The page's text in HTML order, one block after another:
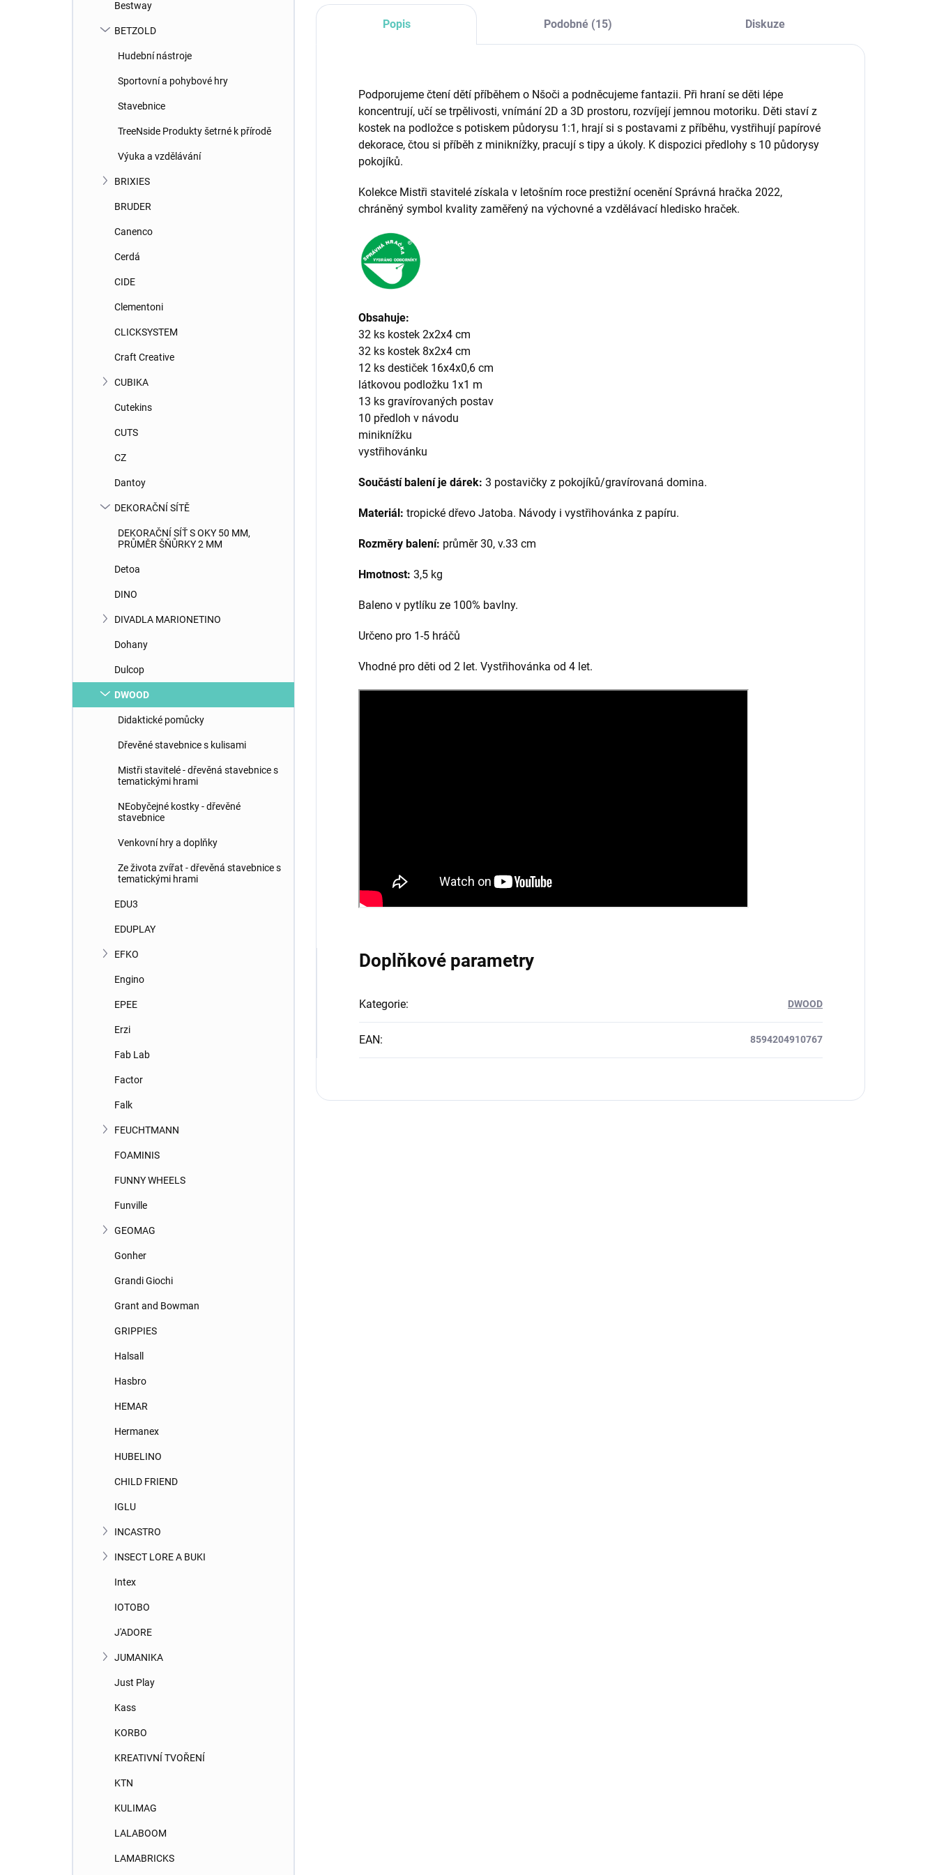
Bestway
BETZOLD
Hudební nástroje
Sportovní a pohybové hry
Stavebnice
TreeNside Produkty šetrné k přírodě
Výuka a vzdělávání
BRIXIES
BRUDER
Canenco
Cerdá
CIDE
Clementoni
CLICKSYSTEM
Craft Creative
CUBIKA
Cutekins
CUTS
CZ
Dantoy
DEKORAČNÍ SÍTĚ
DEKORAČNÍ SÍŤ S OKY 50 MM,
PRŮMĚR ŠŇŮRKY 2 MM
Detoa
DINO
DIVADLA MARIONETINO
Dohany
Dulcop
DWOOD
Didaktické pomůcky
Dřevěné stavebnice s kulisami
Mistři stavitelé - dřevěná stavebnice s
tematickými hrami
NEobyčejné kostky - dřevěné
stavebnice
Venkovní hry a doplňky
Ze života zvířat - dřevěná stavebnice s
tematickými hrami
EDU3
EDUPLAY
EFKO
Engino
EPEE
Erzi
Fab Lab
Factor
Falk
FEUCHTMANN
FOAMINIS
FUNNY WHEELS
Funville
GEOMAG
Gonher
Grandi Giochi
Grant and Bowman
GRIPPIES
Halsall
Hasbro
HEMAR
Hermanex
HUBELINO
CHILD FRIEND
IGLU
INCASTRO
INSECT LORE A BUKI
Intex
IOTOBO
J'ADORE
JUMANIKA
Just Play
Kass
KORBO
KREATIVNÍ TVOŘENÍ
KTN
KULIMAG
LALABOOM
LAMABRICKS
Popis Podobné (15) Diskuze
Podporujeme čtení dětí příběhem o Nšoči a podněcujeme fantazii. Při hraní se děti lépe
koncentrují, učí se trpělivosti, vnímání 2D a 3D prostoru, rozvíjejí jemnou motoriku. Děti staví z
kostek na podložce s potiskem půdorysu 1:1, hrají si s postavami z příběhu, vystřihují papírové
dekorace, čtou si příběh z miniknížky, pracují s tipy a úkoly. K dispozici předlohy s 10 půdorysy
pokojíků.
Kolekce Mistři stavitelé získala v letošním roce prestižní ocenění Správná hračka 2022,
chráněný symbol kvality zaměřený na výchovné a vzdělávací hledisko hraček.
Obsahuje:
32 ks kostek 2x2x4 cm
32 ks kostek 8x2x4 cm
12 ks destiček 16x4x0,6 cm
látkovou podložku 1x1 m
13 ks gravírovaných postav
10 předloh v návodu
miniknížku
vystřihovánku
Součástí balení je dárek: 3 postavičky z pokojíků/gravírovaná domina.
Materiál: tropické dřevo Jatoba. Návody i vystřihovánka z papíru.
Rozměry balení: průměr 30, v.33 cm
Hmotnost: 3,5 kg
Baleno v pytlíku ze 100% bavlny.
Určeno pro 1-5 hráčů
Vhodné pro děti od 2 let. Vystřihovánka od 4 let.
Doplňkové parametry
Kategorie: DWOOD
EAN: 8594204910767